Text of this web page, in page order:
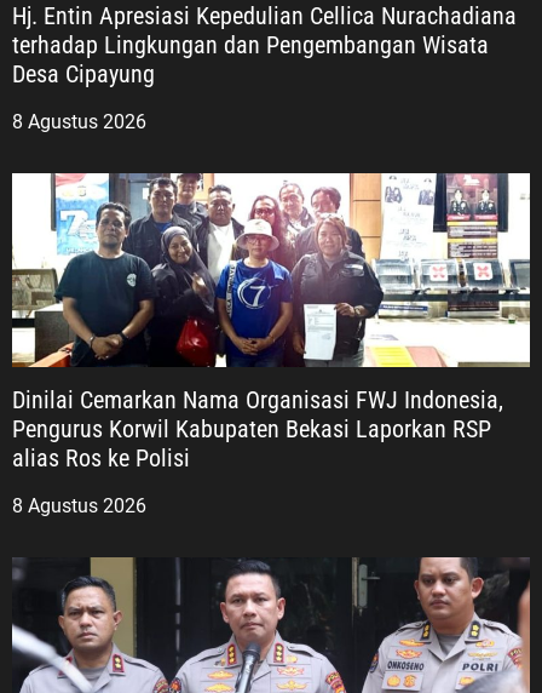
Hj. Entin Apresiasi Kepedulian Cellica Nurachadiana
terhadap Lingkungan dan Pengembangan Wisata
Desa Cipayung
8 Agustus 2026
Dinilai Cemarkan Nama Organisasi FWJ Indonesia,
Pengurus Korwil Kabupaten Bekasi Laporkan RSP
alias Ros ke Polisi
8 Agustus 2026